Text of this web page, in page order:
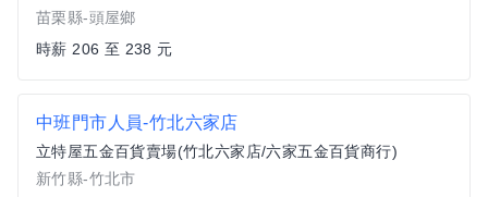
苗栗縣-頭屋鄉
時薪 206 至 238 元
中班門市人員-竹北六家店
立特屋五金百貨賣場(竹北六家店/六家五金百貨商行)
新竹縣-竹北市